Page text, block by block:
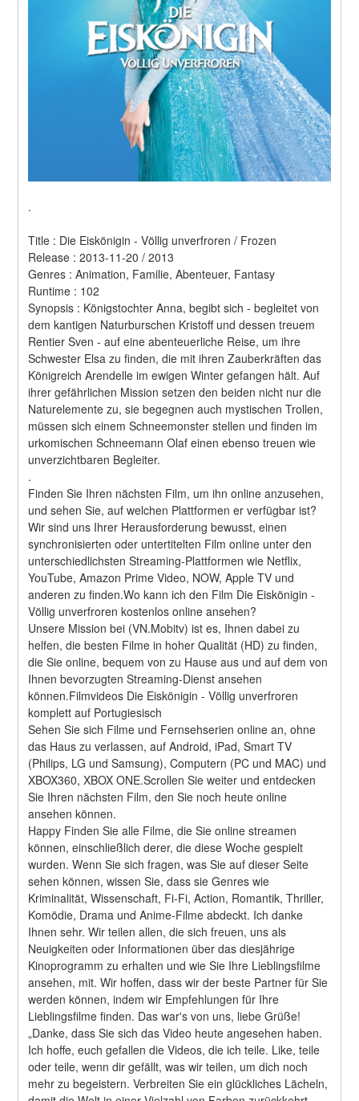
.
Title : Die Eiskönigin - Völlig unverfroren / Frozen
Release : 2013-11-20 / 2013
Genres : Animation, Familie, Abenteuer, Fantasy
Runtime : 102
Synopsis : Königstochter Anna, begibt sich - begleitet von
dem kantigen Naturburschen Kristoff und dessen treuem
Rentier Sven - auf eine abenteuerliche Reise, um ihre
Schwester Elsa zu finden, die mit ihren Zauberkräften das
Königreich Arendelle im ewigen Winter gefangen hält. Auf
ihrer gefährlichen Mission setzen den beiden nicht nur die
Naturelemente zu, sie begegnen auch mystischen Trollen,
müssen sich einem Schneemonster stellen und finden im
urkomischen Schneemann Olaf einen ebenso treuen wie
unverzichtbaren Begleiter.
.
Finden Sie Ihren nächsten Film, um ihn online anzusehen,
und sehen Sie, auf welchen Plattformen er verfügbar ist?
Wir sind uns Ihrer Herausforderung bewusst, einen
synchronisierten oder untertitelten Film online unter den
unterschiedlichsten Streaming-Plattformen wie Netflix,
YouTube, Amazon Prime Video, NOW, Apple TV und
anderen zu finden.Wo kann ich den Film Die Eiskönigin -
Völlig unverfroren kostenlos online ansehen?
Unsere Mission bei (VN.Mobitv) ist es, Ihnen dabei zu
helfen, die besten Filme in hoher Qualität (HD) zu finden,
die Sie online, bequem von zu Hause aus und auf dem von
Ihnen bevorzugten Streaming-Dienst ansehen
können.Filmvideos Die Eiskönigin - Völlig unverfroren
komplett auf Portugiesisch
Sehen Sie sich Filme und Fernsehserien online an, ohne
das Haus zu verlassen, auf Android, iPad, Smart TV
(Philips, LG und Samsung), Computern (PC und MAC) und
XBOX360, XBOX ONE.Scrollen Sie weiter und entdecken
Sie Ihren nächsten Film, den Sie noch heute online
ansehen können.
Happy Finden Sie alle Filme, die Sie online streamen
können, einschließlich derer, die diese Woche gespielt
wurden. Wenn Sie sich fragen, was Sie auf dieser Seite
sehen können, wissen Sie, dass sie Genres wie
Kriminalität, Wissenschaft, Fi-Fi, Action, Romantik, Thriller,
Komödie, Drama und Anime-Filme abdeckt. Ich danke
Ihnen sehr. Wir teilen allen, die sich freuen, uns als
Neuigkeiten oder Informationen über das diesjährige
Kinoprogramm zu erhalten und wie Sie Ihre Lieblingsfilme
ansehen, mit. Wir hoffen, dass wir der beste Partner für Sie
werden können, indem wir Empfehlungen für Ihre
Lieblingsfilme finden. Das war's von uns, liebe Grüße!
„Danke, dass Sie sich das Video heute angesehen haben.
Ich hoffe, euch gefallen die Videos, die ich teile. Like, teile
oder teile, wenn dir gefällt, was wir teilen, um dich noch
mehr zu begeistern. Verbreiten Sie ein glückliches Lächeln,